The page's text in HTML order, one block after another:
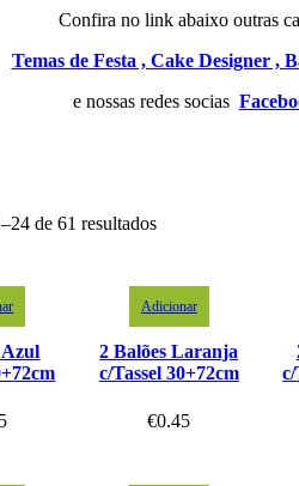
Confira no link abaixo outras
Temas de Festa , Cake Designer ,
e nossas redes socias
de 61 resultados
Azul
Adicionar
2 Balões Laranja
c/Tassel 30+72cm
€0.45